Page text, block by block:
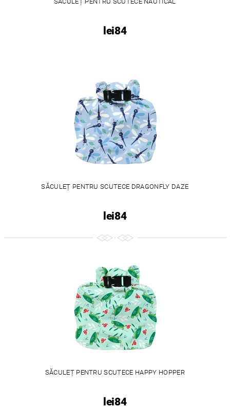
lei84
SĂCULEȚ PENTRU SCUTECE DRAGONFLY DAZE
lei84
SĂCULEȚ PENTRU SCUTECE HAPPY HOPPER
lei84